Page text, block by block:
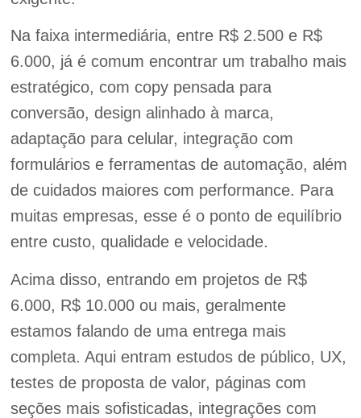
Na faixa intermediária, entre R$ 2.500 e R$
6.000, já é comum encontrar um trabalho mais
estratégico, com copy pensada para
conversão, design alinhado à marca,
adaptação para celular, integração com
formulários e ferramentas de automação, além
de cuidados maiores com performance. Para
muitas empresas, esse é o ponto de equilíbrio
entre custo, qualidade e velocidade.
Acima disso, entrando em projetos de R$
6.000, R$ 10.000 ou mais, geralmente
estamos falando de uma entrega mais
completa. Aqui entram estudos de público, UX,
testes de proposta de valor, páginas com
seções mais sofisticadas, integrações com